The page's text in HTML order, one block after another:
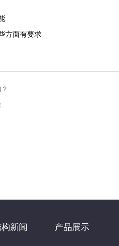
方面有要求
新闻 产品展示